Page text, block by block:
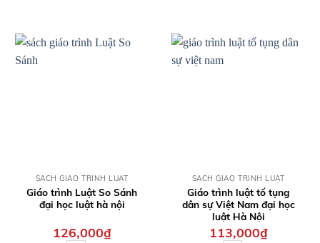
QUICK VIEW
SÁCH GIÁO TRÌNH LUẬT
Giáo trình Luật So Sánh
đại học luật hà nội
126,000₫
QUICK VIEW
SÁCH GIÁO TRÌNH LUẬT
Giáo trình luật tố tụng
dân sự Việt Nam đại học
luật Hà Nội
113,000₫